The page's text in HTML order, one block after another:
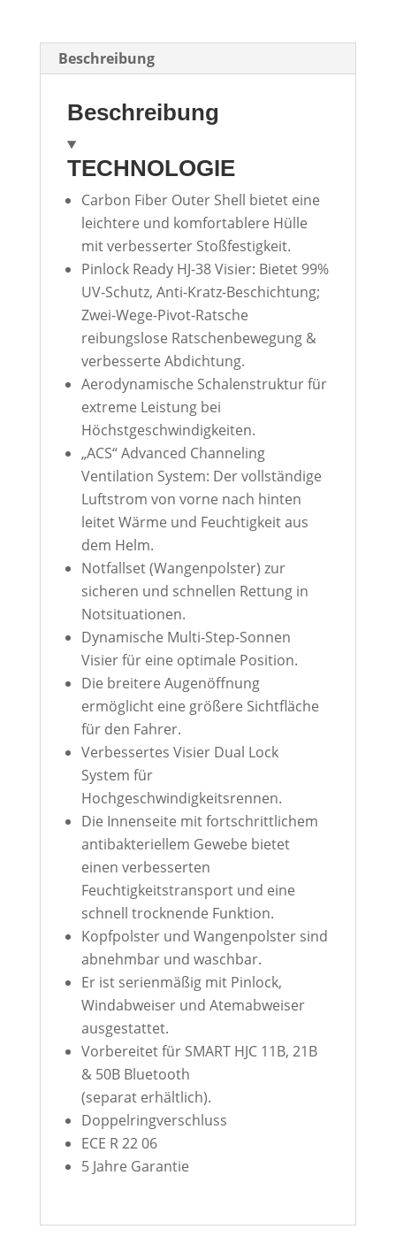
Beschreibung
Beschreibung
TECHNOLOGIE
Carbon Fiber Outer Shell bietet eine
leichtere und komfortablere Hülle
mit verbesserter Stoßfestigkeit.
Pinlock Ready HJ-38 Visier: Bietet 99%
UV-Schutz, Anti-Kratz-Beschichtung;
Zwei-Wege-Pivot-Ratsche
reibungslose Ratschenbewegung &
verbesserte Abdichtung.
Aerodynamische Schalenstruktur für
extreme Leistung bei
Höchstgeschwindigkeiten.
„ACS“ Advanced Channeling
Ventilation System: Der vollständige
Luftstrom von vorne nach hinten
leitet Wärme und Feuchtigkeit aus
dem Helm.
Notfallset (Wangenpolster) zur
sicheren und schnellen Rettung in
Notsituationen.
Dynamische Multi-Step-Sonnen
Visier für eine optimale Position.
Die breitere Augenöffnung
ermöglicht eine größere Sichtfläche
für den Fahrer.
Verbessertes Visier Dual Lock
System für
Hochgeschwindigkeitsrennen.
Die Innenseite mit fortschrittlichem
antibakteriellem Gewebe bietet
einen verbesserten
Feuchtigkeitstransport und eine
schnell trocknende Funktion.
Kopfpolster und Wangenpolster sind
abnehmbar und waschbar.
Er ist serienmäßig mit Pinlock,
Windabweiser und Atemabweiser
ausgestattet.
Vorbereitet für SMART HJC 11B, 21B
& 50B Bluetooth
(separat erhältlich).
Doppelringverschluss
ECE R 22 06
5 Jahre Garantie